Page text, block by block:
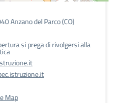
Anzano del Parco (CO)
si prega di rivolgersi alla
Map